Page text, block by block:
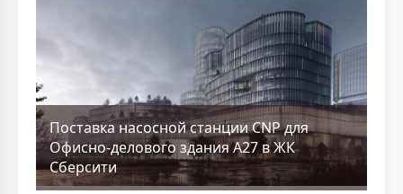
Поставка насосной станции CNP для
Офисно-делового здания А27 в ЖК
Сберсити